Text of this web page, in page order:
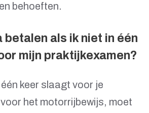
behoeften.
betalen als ik niet in één
mijn praktijkexamen?
keer slaagt voor je
het motorrijbewijs, moet